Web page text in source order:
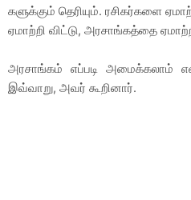
களுக்கும் தெரியும். ரசிகர்களை
ஏமாற்றி விட்டு, அரசாங்கத்தை
அரசாங்கம் எப்படி அமைக்கலாம்
இவ்வாறு, அவர் கூறினார்.